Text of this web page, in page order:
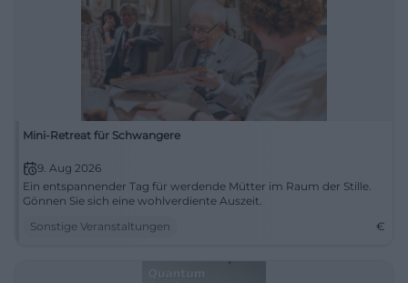
Mini-Retreat für Schwangere
9. Aug 2026
Ein entspannender Tag für werdende Mütter im Raum der Stille.
Gönnen Sie sich eine wohlverdiente Auszeit.
Sonstige Veranstaltungen
€